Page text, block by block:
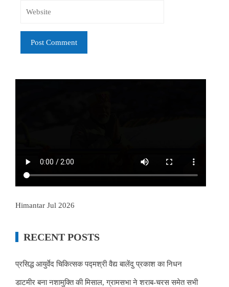
Himantar Jul 2026
RECENT POSTS
प्रसिद्ध आयुर्वेद चिकित्सक पद्मश्री वैद्य बालेंदु प्रकाश का निधन
डाटमीर बना नशामुक्ति की मिसाल, ग्रामसभा ने शराब-चरस समेत सभी